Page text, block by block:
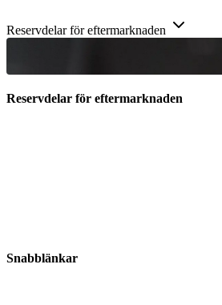
Reservdelar för eftermarknaden
Reservdelar för eftermarknaden
Snabblänkar